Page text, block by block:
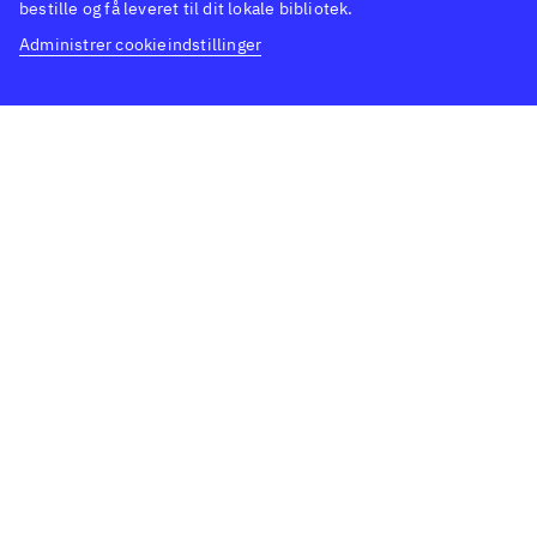
bestille og få leveret til dit lokale bibliotek.
Administrer cookieindstillinger